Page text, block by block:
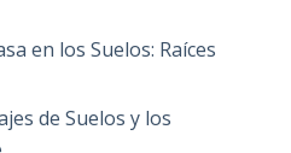
en los Suelos: Raíces
de Suelos y los